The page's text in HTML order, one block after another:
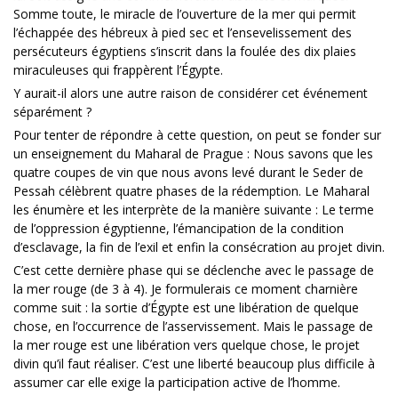
Somme toute, le miracle de l’ouverture de la mer qui permit
l’échappée des hébreux à pied sec et l’ensevelissement des
persécuteurs égyptiens s’inscrit dans la foulée des dix plaies
miraculeuses qui frappèrent l’Égypte.
Y aurait-il alors une autre raison de considérer cet événement
séparément ?
Pour tenter de répondre à cette question, on peut se fonder sur
un enseignement du Maharal de Prague : Nous savons que les
quatre coupes de vin que nous avons levé durant le Seder de
Pessah célèbrent quatre phases de la rédemption. Le Maharal
les énumère et les interprète de la manière suivante : Le terme
de l’oppression égyptienne, l’émancipation de la condition
d’esclavage, la fin de l’exil et enfin la consécration au projet divin.
C’est cette dernière phase qui se déclenche avec le passage de
la mer rouge (de 3 à 4). Je formulerais ce moment charnière
comme suit : la sortie d’Égypte est une libération de quelque
chose, en l’occurrence de l’asservissement. Mais le passage de
la mer rouge est une libération vers quelque chose, le projet
divin qu’il faut réaliser. C’est une liberté beaucoup plus difficile à
assumer car elle exige la participation active de l’homme.